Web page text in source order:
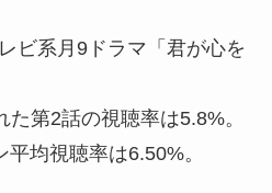
ビ系月9ドラマ「君が心を
第2話の視聴率は5.8%。
均視聴率は6.50%。